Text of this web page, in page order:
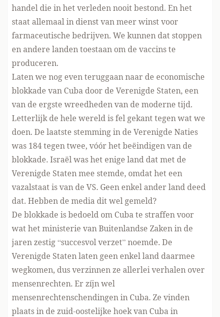
handel die in het verleden nooit bestond. En het
staat allemaal in dienst van meer winst voor
farmaceutische bedrijven. We kunnen dat stoppen
en andere landen toestaan om de vaccins te
produceren.
Laten we nog even teruggaan naar de economische
blokkade van Cuba door de Verenigde Staten, een
van de ergste wreedheden van de moderne tijd.
Letterlijk de hele wereld is fel gekant tegen wat we
doen. De laatste stemming in de Verenigde Naties
was 184 tegen twee, vóór het beëindigen van de
blokkade. Israël was het enige land dat met de
Verenigde Staten mee stemde, omdat het een
vazalstaat is van de VS. Geen enkel ander land deed
dat. Hebben de media dit wel gemeld?
De blokkade is bedoeld om Cuba te straffen voor
wat het ministerie van Buitenlandse Zaken in de
jaren zestig “succesvol verzet” noemde. De
Verenigde Staten laten geen enkel land daarmee
wegkomen, dus verzinnen ze allerlei verhalen over
mensenrechten. Er zíjn wel
mensenrechtenschendingen in Cuba. Ze vinden
plaats in de zuid-oostelijke hoek van Cuba in